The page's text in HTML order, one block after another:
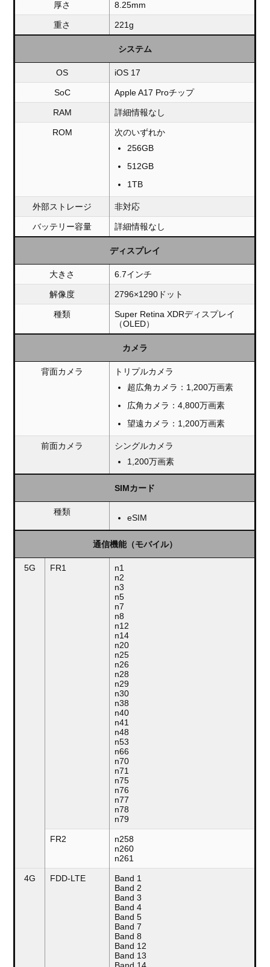
厚さ 8.25mm
重さ 221g
システム
OS iOS 17
SoC Apple A17 Proチップ
RAM 詳細情報なし
ROM
次のいずれか
256GB
512GB
1TB
外部ストレージ 非対応
バッテリー容量 詳細情報なし
ディスプレイ
大きさ 6.7インチ
解像度 2796×1290ドット
種類
Super Retina XDRディスプレイ
（OLED）
カメラ
背面カメラ
トリプルカメラ
超広角カメラ：1,200万画素
広角カメラ：4,800万画素
望遠カメラ：1,200万画素
前面カメラ
シングルカメラ
1,200万画素
SIMカード
種類
eSIM
通信機能（モバイル）
5G FR1
n1
n2
n3
n5
n7
n8
n12
n14
n20
n25
n26
n28
n29
n30
n38
n40
n41
n48
n53
n66
n70
n71
n75
n76
n77
n78
n79
FR2
n258
n260
n261
4G FDD-LTE
Band 1
Band 2
Band 3
Band 4
Band 5
Band 7
Band 8
Band 12
Band 13
Band 14